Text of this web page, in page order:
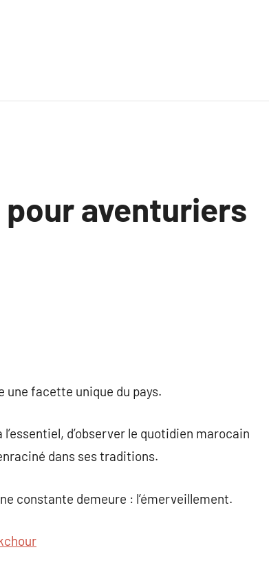
aventuriers
une facette unique du pays.
d’observer le quotidien marocain
dans ses traditions.
constante demeure : l’émerveillement.